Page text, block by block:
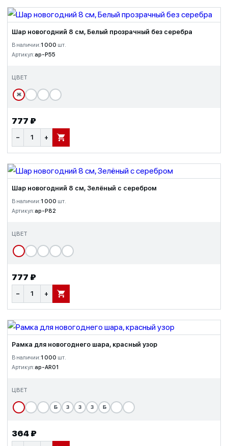
Шар новогодний 8 см, Белый прозрачный без серебра
В наличии:1 000 шт.
Артикул:ap-P55
ЦВЕТ
Ж
777 ₽
− + В КОРЗИНУ
Шар новогодний 8 см, Зелёный с серебром
В наличии:1 000 шт.
Артикул:ap-P82
ЦВЕТ
777 ₽
− + В КОРЗИНУ
Рамка для новогоднего шара, красный узор
В наличии:1 000 шт.
Артикул:ap-AR01
ЦВЕТ
Б З З З Б
364 ₽